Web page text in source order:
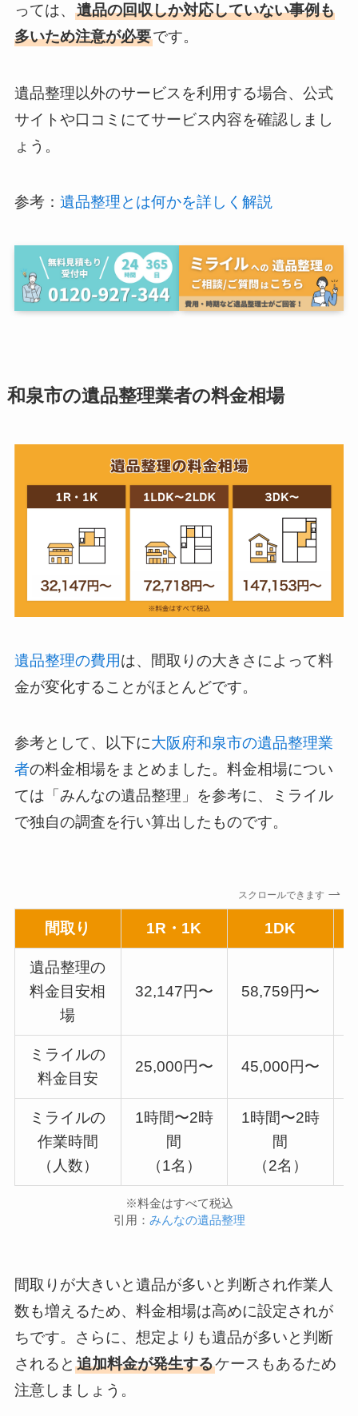
っては、 遺品の回収しか対応していない事例も
多いため注意が必要です。
遺品整理以外のサービスを利用する場合、公式
サイトや口コミにてサービス内容を確認しまし
ょう。
参考： 遺品整理とは何かを詳しく解説
和泉市の遺品整理業者の料金相場
遺品整理の費用は、間取りの大きさによって料
金が変化することがほとんどです。
参考として、以下に大阪府和泉市の遺品整理業
者の料金相場をまとめました。料金相場につい
ては「みんなの遺品整理」を参考に、ミライル
で独自の調査を行い算出したものです。
スクロールできます
間取り 1R・1K 1DK
遺品整理の
料金目安相
場
32,147円〜 58,759円〜
ミライルの
料金目安
25,000円〜 45,000円〜
ミライルの
作業時間
（人数）
1時間〜2時
間
（1名）
1時間〜2時
間
（2名）
※料金はすべて税込
引用： みんなの遺品整理
間取りが大きいと遺品が多いと判断され作業人
数も増えるため、料金相場は高めに設定されが
ちです。さらに、想定よりも遺品が多いと判断
されると 追加料金が発生するケースもあるため
注意しましょう。